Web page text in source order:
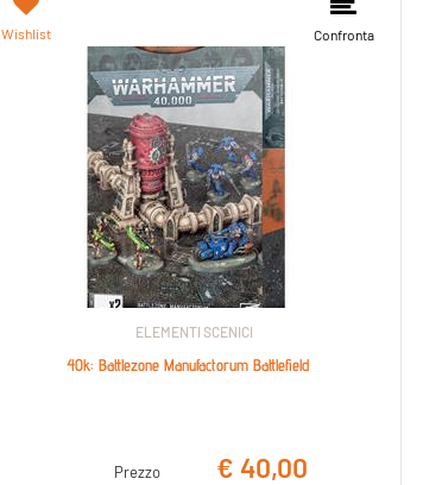
Wishlist Confronta
ELEMENTI SCENICI
40k: Battlezone Manufactorum Battlefield
Prezzo € 40,00